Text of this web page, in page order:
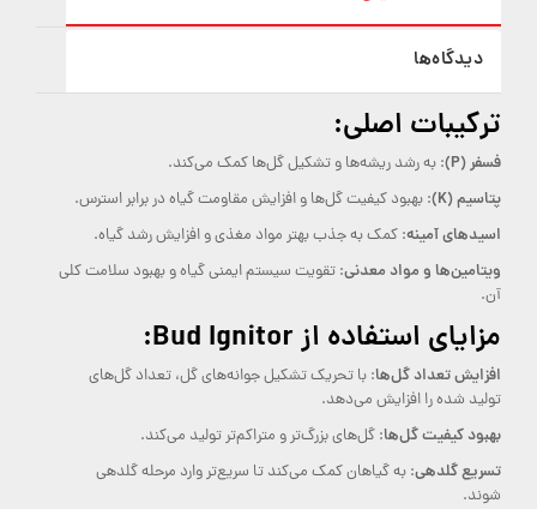
دیدگاه‌ها
ترکیبات اصلی:
فسفر (P) : به رشد ریشه‌ها و تشکیل گل‌ها کمک می‌کند.
پتاسیم (K) : بهبود کیفیت گل‌ها و افزایش مقاومت گیاه در برابر استرس.
اسیدهای آمینه: کمک به جذب بهتر مواد مغذی و افزایش رشد گیاه.
ویتامین‌ها و مواد معدنی: تقویت سیستم ایمنی گیاه و بهبود سلامت کلی
آن.
مزایای استفاده از Bud Ignitor:
افزایش تعداد گل‌ها: با تحریک تشکیل جوانه‌های گل، تعداد گل‌های
تولید شده را افزایش می‌دهد.
بهبود کیفیت گل‌ها: گل‌های بزرگ‌تر و متراکم‌تر تولید می‌کند.
تسریع گلدهی: به گیاهان کمک می‌کند تا سریع‌تر وارد مرحله گلدهی
شوند.